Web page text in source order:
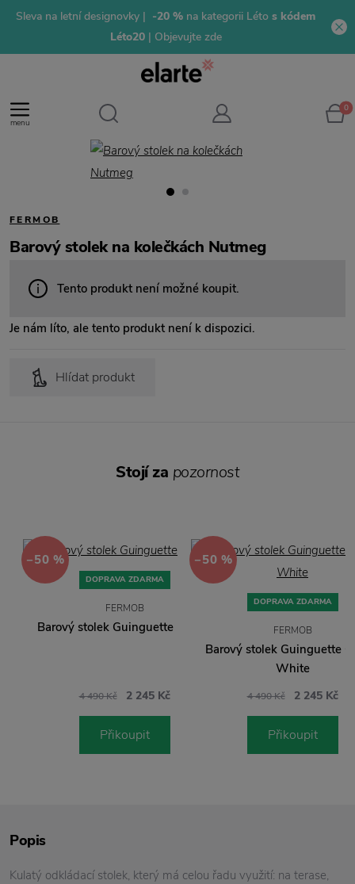
Sleva na letní designovky | -20 % na kategorii Léto s kódem
Léto20 | Objevujte zde
menu
0
FERMOB
Barový stolek na kolečkách Nutmeg
Tento produkt není možné koupit.
Je nám líto, ale tento produkt není k dispozici.
Hlídat produkt
Popis
Kulatý odkládací stolek, který má celou řadu využití: na terase,
Stojí za pozornost
−50 %
DOPRAVA ZDARMA
FERMOB
Barový stolek Guinguette Poppy
4 490 Kč 2 245 Kč
Přikoupit
−50 %
DOPRAVA ZDARMA
FERMOB
Barový stolek Guinguette
White
4 490 Kč 2 245 Kč
Přikoupit